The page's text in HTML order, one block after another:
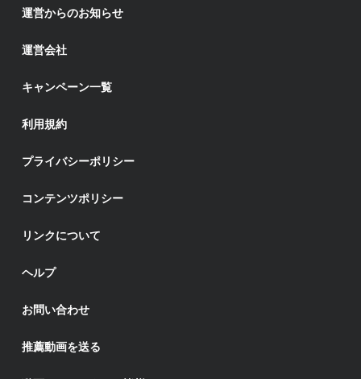
運営からのお知らせ
運営会社
キャンペーン一覧
利用規約
プライバシーポリシー
コンテンツポリシー
リンクについて
ヘルプ
お問い合わせ
推薦動画を送る